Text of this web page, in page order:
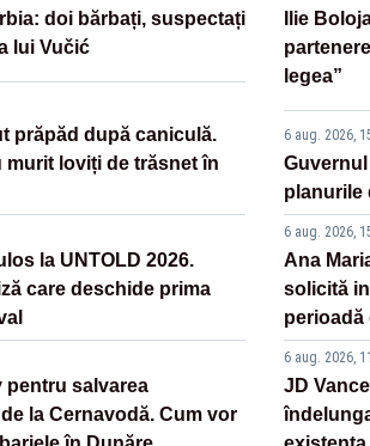
doi bărbați, suspectați
lui Vučić
prăpăd după caniculă.
murit loviți de trăsnet în
la UNTOLD 2026.
care deschide prima
pentru salvarea
la Cernavodă. Cum vor
Ilie
legea”
6 aug. 2026,
planurile
6 aug. 2026,
Ana
solicită
perioadă
6 aug. 2026,
JD